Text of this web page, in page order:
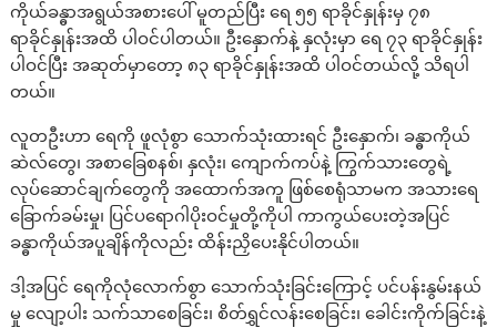
ကိုယ်ခန္ဓာအရွယ်အစားပေါ် မူတည်ပြီး ရေ ၅၅ ရာခိုင်နှုန်းမှ ၇၈
ရာခိုင်နှုန်းအထိ ပါဝင်ပါတယ်။ ဦးနှောက်နဲ့ နှလုံးမှာ ရေ ၇၃ ရာခိုင်နှုန်း
ပါဝင်ပြီး အဆုတ်မှာတော့ ၈၃ ရာခိုင်နှုန်းအထိ ပါဝင်တယ်လို့ သိရပါ
တယ်။
လူတဦးဟာ ရေကို ဖူလုံစွာ သောက်သုံးထားရင် ဦးနှောက်၊ ခန္ဓာကိုယ်
ဆဲလ်တွေ၊ အစာခြေစနစ်၊ နှလုံး၊ ကျောက်ကပ်နဲ့ ကြွက်သားတွေရဲ့
လုပ်ဆောင်ချက်တွေကို အထောက်အကူ ဖြစ်စေရုံသာမက အသားရေ
ခြောက်ခမ်းမှု၊ ပြင်ပရောဂါပိုးဝင်မှုတို့ကိုပါ ကာကွယ်ပေးတဲ့အပြင်
ခန္ဓာကိုယ်အပူချိန်ကိုလည်း ထိန်းညှိပေးနိုင်ပါတယ်။
ဒါ့အပြင် ရေကိုလုံလောက်စွာ သောက်သုံးခြင်းကြောင့် ပင်ပန်းနွမ်းနယ်
မှု လျော့ပါး သက်သာစေခြင်း၊ စိတ်ရွှင်လန်းစေခြင်း၊ ခေါင်းကိုက်ခြင်းနဲ့